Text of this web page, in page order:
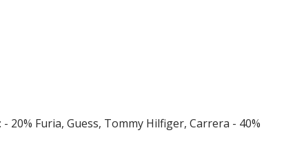
20% Furia, Guess, Tommy Hilfiger, Carrera - 40%